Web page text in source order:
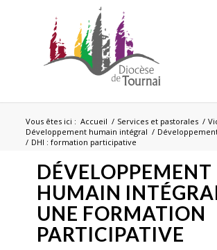
Vous êtes ici : Accueil / Services et pastorales /
Développement humain intégral /
/ DHI : formation participative
DÉVELOPPEMENT
HUMAIN
UNE FORMATION
PARTICIPATIVE